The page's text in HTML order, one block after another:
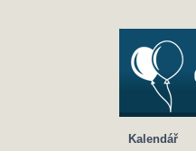
Kalendář